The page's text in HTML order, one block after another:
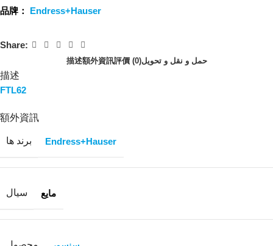
品牌： Endress+Hauser
Share:
描述額外資訊評價 (0)حمل و نقل و تحویل
描述
FTL62
額外資訊
برند ها Endress+Hauser
سیال مایع